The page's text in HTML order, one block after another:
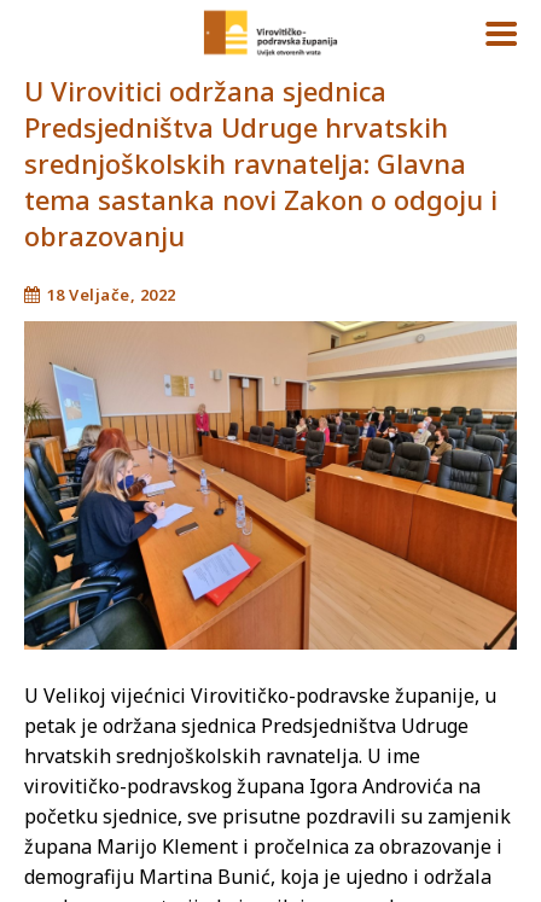
U Virovitici održana sjednica
Predsjedništva Udruge hrvatskih
srednjoškolskih ravnatelja: Glavna
tema sastanka novi Zakon o odgoju i
obrazovanju
18 Veljače, 2022
U Velikoj vijećnici Virovitičko-podravske županije, u
petak je održana sjednica Predsjedništva Udruge
hrvatskih srednjoškolskih ravnatelja. U ime
virovitičko-podravskog župana Igora Androvića na
početku sjednice, sve prisutne pozdravili su zamjenik
župana Marijo Klement i pročelnica za obrazovanje i
demografiju Martina Bunić, koja je ujedno i održala